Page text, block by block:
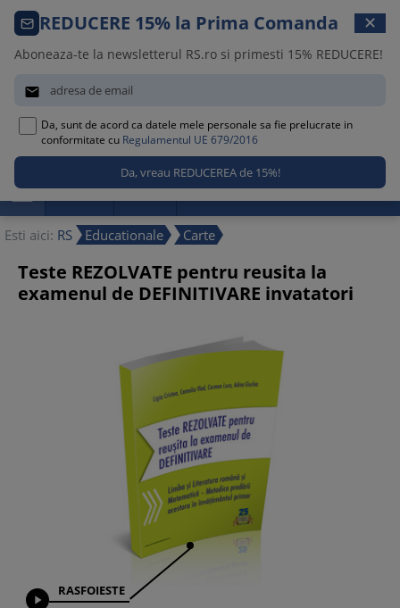
Comanda telefonica · 021 209 45 12

 Promotii Noutati Reduceri
Esti aici: RS Educationale Carte
REDUCERE 15% la Prima Comanda ✕
Aboneaza-te la newsletterul RS.ro si primesti 15% REDUCERE!

Da, sunt de acord ca datele mele personale sa fie prelucrate in
conformitate cu Regulamentul UE 679/2016
Teste REZOLVATE pentru reusita la
examenul de DEFINITIVARE invatatori

RASFOIESTE